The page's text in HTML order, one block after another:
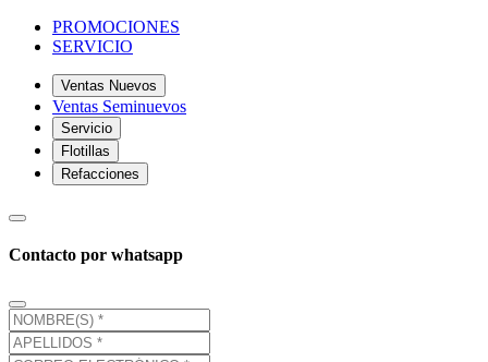
PROMOCIONES
SERVICIO
Ventas Nuevos
Ventas Seminuevos
Servicio
Flotillas
Refacciones
Contacto por whatsapp